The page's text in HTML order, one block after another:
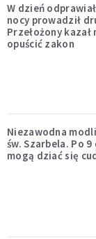
W dzień
nocy prowadził
Przełożony kazał
opuścić zakon
Niezawodna
św. Szarbela. Po 9
mogą dziać się